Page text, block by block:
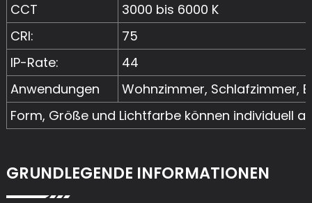
CCT
3000 bis 6000 K
CRI:
75
IP-Rate:
44
Anwendungen
Wohnzimmer, Schlafzimmer,
Form, Größe und Lichtfarbe können individuell
GRUNDLEGENDE INFORMATIONEN